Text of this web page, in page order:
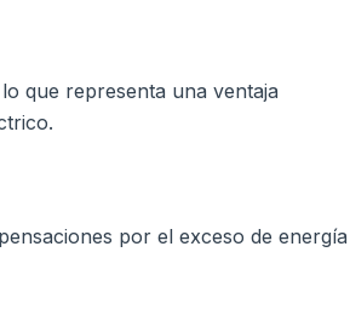
que representa una ventaja
por el exceso de energía